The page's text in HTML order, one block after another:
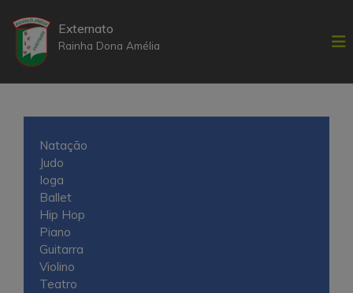
Externato
Rainha Dona Amélia
Natação
Judo
Ioga
Ballet
Hip Hop
Piano
Guitarra
Violino
Teatro